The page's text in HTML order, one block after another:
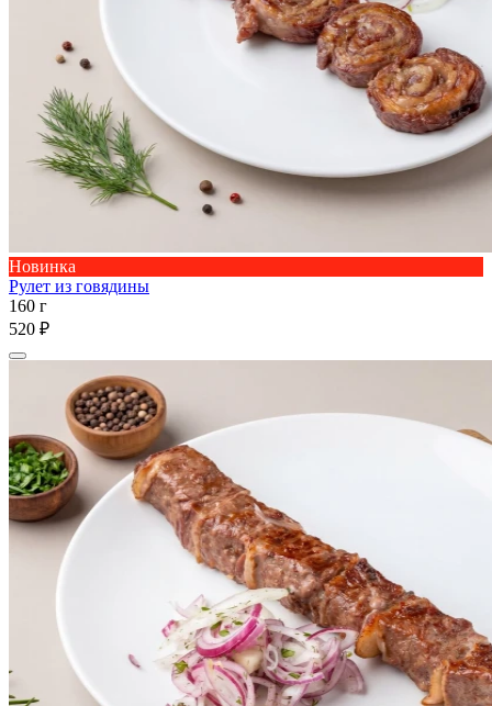
Новинка
Рулет из говядины
160 г
520 ₽